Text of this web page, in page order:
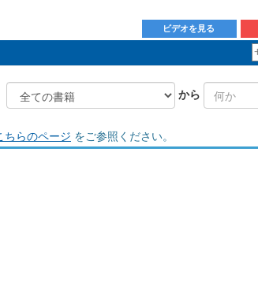
ビデオを見る
から
ちらのページ をご参照ください。